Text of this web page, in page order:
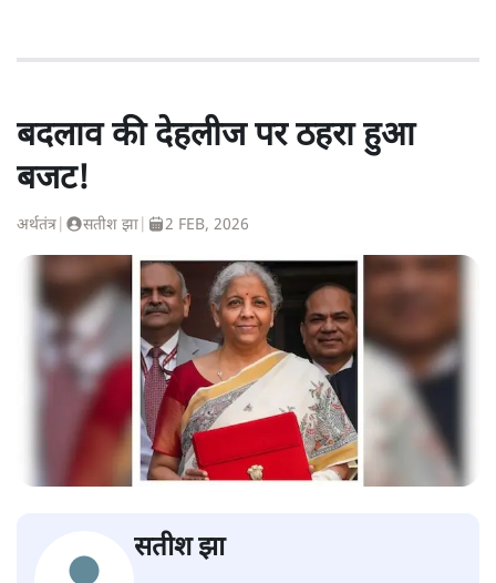
बदलाव की देहलीज पर ठहरा हुआ
बजट!
अर्थतंत्र सतीश झा 2 FEB, 2026
सतीश झा